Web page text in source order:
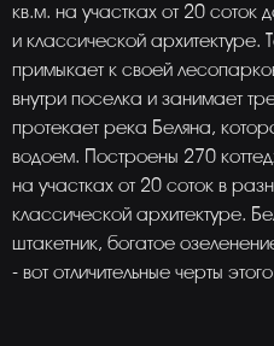
кв.м. на участках от 20
и классической архитектуре.
примыкает к своей
внутри поселка и занимает
протекает река Беляна,
водоем. Построены 270
на участках от 20 соток в
классической архитектуре.
штакетник, богатое
- вот отличительные черты